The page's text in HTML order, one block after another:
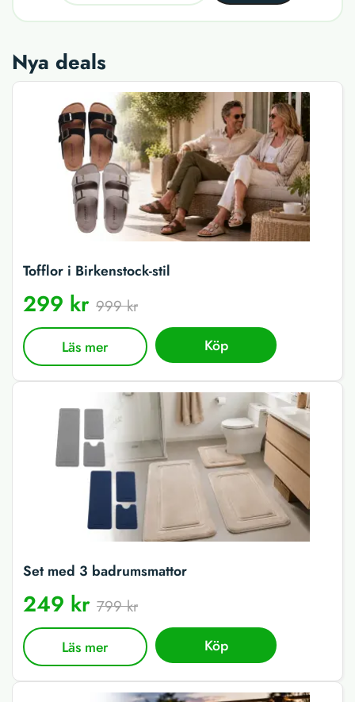
Nya deals
Tofflor i Birkenstock-stil
299 kr 999 kr
Läs mer Köp
Set med 3 badrumsmattor
249 kr 799 kr
Läs mer Köp